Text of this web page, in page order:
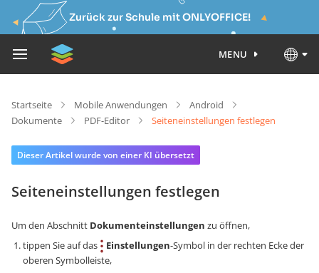
Zurück zur Schule mit ONLYOFFICE!
MENU
Startseite Mobile Anwendungen
Android
Dokumente
PDF-Editor Seiteneinstellungen festlegen
Dieser Artikel wurde von einer KI übersetzt
Seiteneinstellungen festlegen
Um den Abschnitt Dokumenteinstellungen zu öffnen,
tippen Sie auf das
Einstellungen-Symbol in der rechten Ecke der
oberen Symbolleiste,